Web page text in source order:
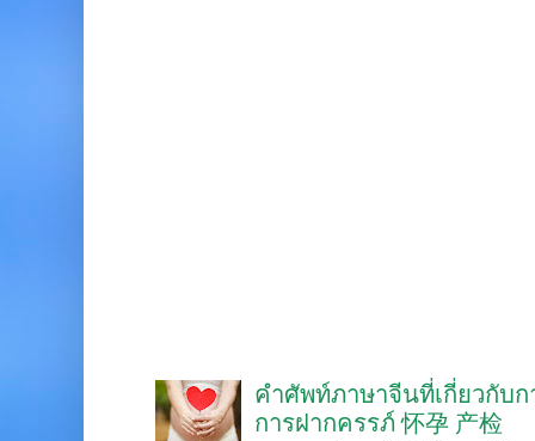
คำศัพท์ภาษาจีนที่เกี่ยวกับ
การฝากครรภ์ 怀孕 产检